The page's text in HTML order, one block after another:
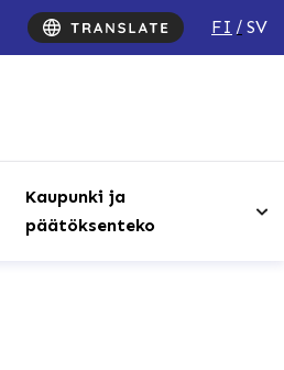
FI SV
Kaupunki ja
päätöksenteko